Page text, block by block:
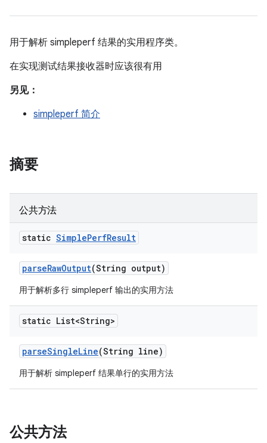
用于解析 simpleperf 结果的实用程序类。
在实现测试结果接收器时应该很有用
另见：
simpleperf 简介
摘要
公共方法
static SimplePerfResult
parseRawOutput(String output)
用于解析多行 simpleperf 输出的实用方法
static List<String>
parseSingleLine(String line)
用于解析 simpleperf 结果单行的实用方法
公共方法